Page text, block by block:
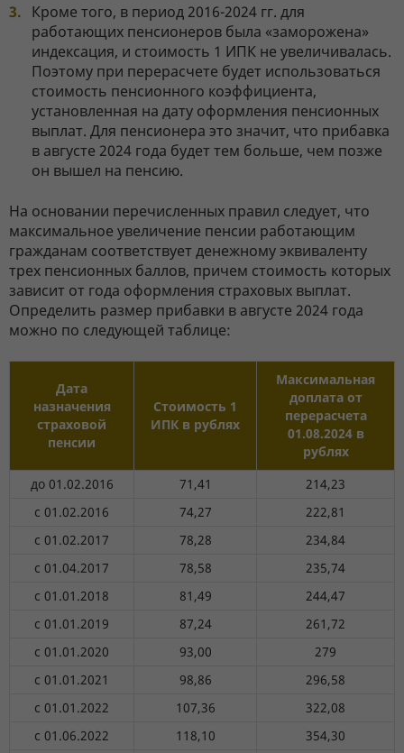
Кроме того, в период 2016-2024 гг. для
работающих пенсионеров была «заморожена»
индексация, и стоимость 1 ИПК не увеличивалась.
Поэтому при перерасчете будет использоваться
стоимость пенсионного коэффициента,
установленная на дату оформления пенсионных
выплат. Для пенсионера это значит, что прибавка
в августе 2024 года будет тем больше, чем позже
он вышел на пенсию.
На основании перечисленных правил следует, что
максимальное увеличение пенсии работающим
гражданам соответствует денежному эквиваленту
трех пенсионных баллов, причем стоимость которых
зависит от года оформления страховых выплат.
Определить размер прибавки в августе 2024 года
можно по следующей таблице:
Дата
назначения
страховой
пенсии
Стоимость 1
ИПК в рублях
Максимальная
доплата от
перерасчета
01.08.2024 в
рублях
до 01.02.2016
71,41
214,23
с 01.02.2016
74,27
222,81
с 01.02.2017
78,28
234,84
с 01.04.2017
78,58
235,74
с 01.01.2018
81,49
244,47
с 01.01.2019
87,24
261,72
с 01.01.2020
93,00
279
с 01.01.2021
98,86
296,58
с 01.01.2022
107,36
322,08
с 01.06.2022
118,10
354,30